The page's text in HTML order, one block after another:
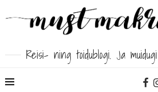
Reisi- ning toidublogi. Ja